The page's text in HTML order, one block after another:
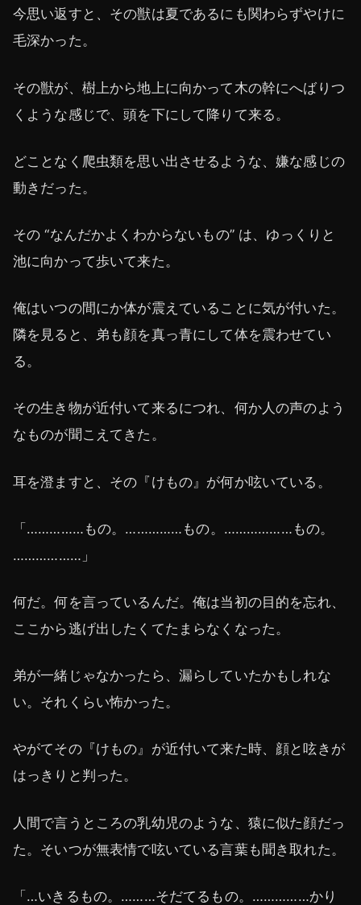
今思い返すと、その獣は夏であるにも関わらずやけに
毛深かった。
その獣が、樹上から地上に向かって木の幹にへばりつ
くような感じで、頭を下にして降りて来る。
どことなく爬虫類を思い出させるような、嫌な感じの
動きだった。
その “なんだかよくわからないもの” は、ゆっくりと
池に向かって歩いて来た。
俺はいつの間にか体が震えていることに気が付いた。
隣を見ると、弟も顔を真っ青にして体を震わせてい
る。
その生き物が近付いて来るにつれ、何か人の声のよう
なものが聞こえてきた。
耳を澄ますと、その『けもの』が何か呟いている。
「……………もの。……………もの。………………もの。
………………」
何だ。何を言っているんだ。俺は当初の目的を忘れ、
ここから逃げ出したくてたまらなくなった。
弟が一緒じゃなかったら、漏らしていたかもしれな
い。それくらい怖かった。
やがてその『けもの』が近付いて来た時、顔と呟きが
はっきりと判った。
人間で言うところの乳幼児のような、猿に似た顔だっ
た。そいつが無表情で呟いている言葉も聞き取れた。
「…いきるもの。………そだてるもの。……………かり